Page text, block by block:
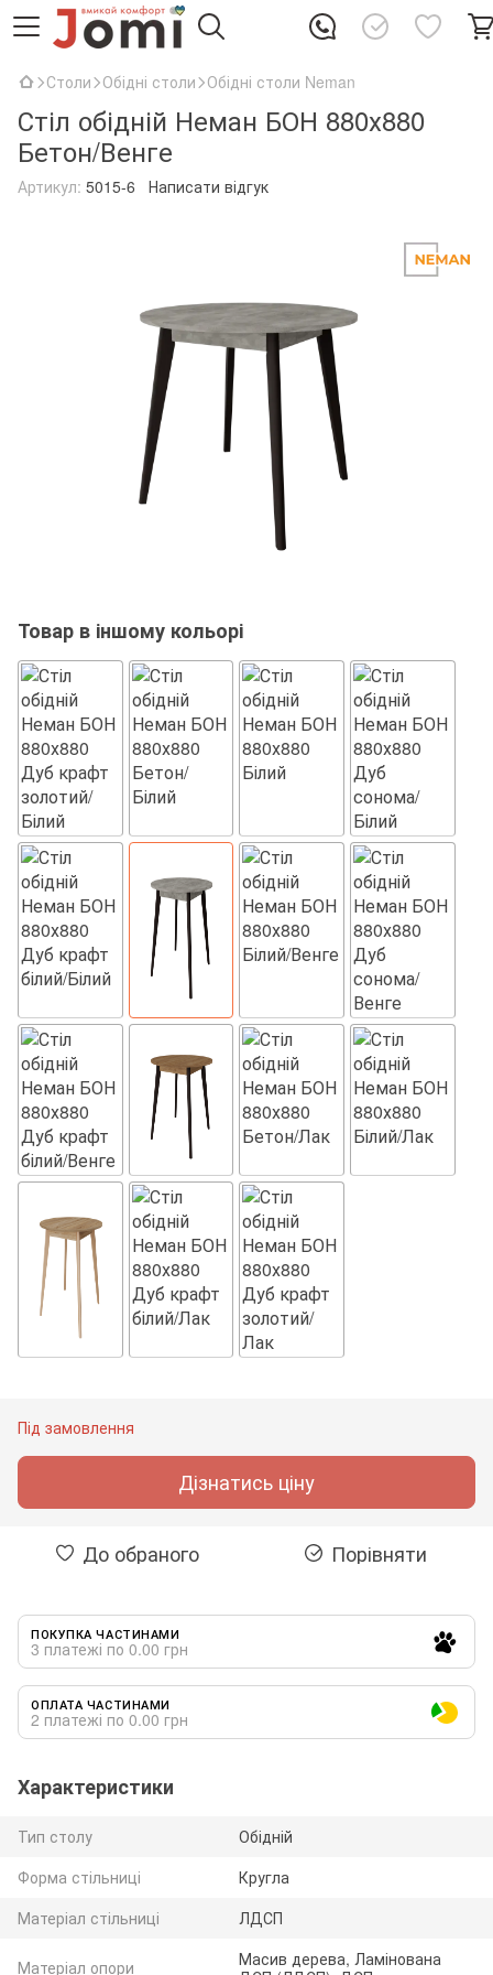
Столи Обідні столи Обідні столи Neman
Стіл обідній Неман БОН 880х880
Бетон/Венге
Артикул: 5015-6 Написати відгук
Товар в іншому кольорі
Під замовлення
Дізнатись ціну
До обраного Порівняти
ПОКУПКА ЧАСТИНАМИ
3 платежі по 0.00 грн
ОПЛАТА ЧАСТИНАМИ
2 платежі по 0.00 грн
Характеристики
Тип столу
Обідній
Форма стільниці
Кругла
Матеріал стільниці
ЛДСП
Матеріал опори
Масив дерева, Ламінована